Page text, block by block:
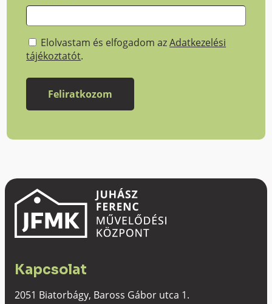
Elolvastam és elfogadom azAdatkezelési
tájékoztatót.
Kapcsolat
2051 Biatorbágy, Baross Gábor utca 1.